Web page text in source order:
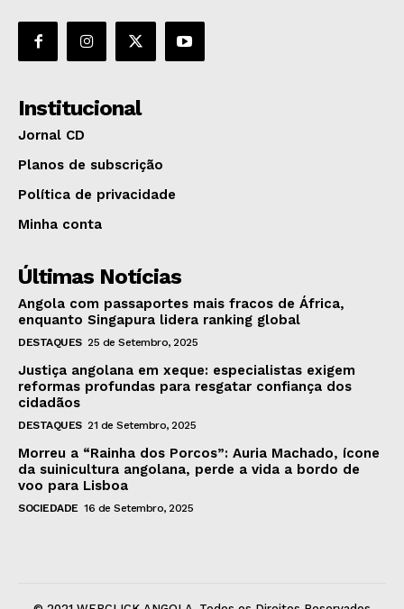
Institucional
Jornal CD
Planos de subscrição
Política de privacidade
Minha conta
Últimas Notícias
Angola com passaportes mais fracos de África,
enquanto Singapura lidera ranking global
DESTAQUES 25 de Setembro, 2025
Justiça angolana em xeque: especialistas exigem
reformas profundas para resgatar confiança dos
cidadãos
DESTAQUES 21 de Setembro, 2025
Morreu a “Rainha dos Porcos”: Auria Machado, ícone
da suinicultura angolana, perde a vida a bordo de
voo para Lisboa
SOCIEDADE 16 de Setembro, 2025